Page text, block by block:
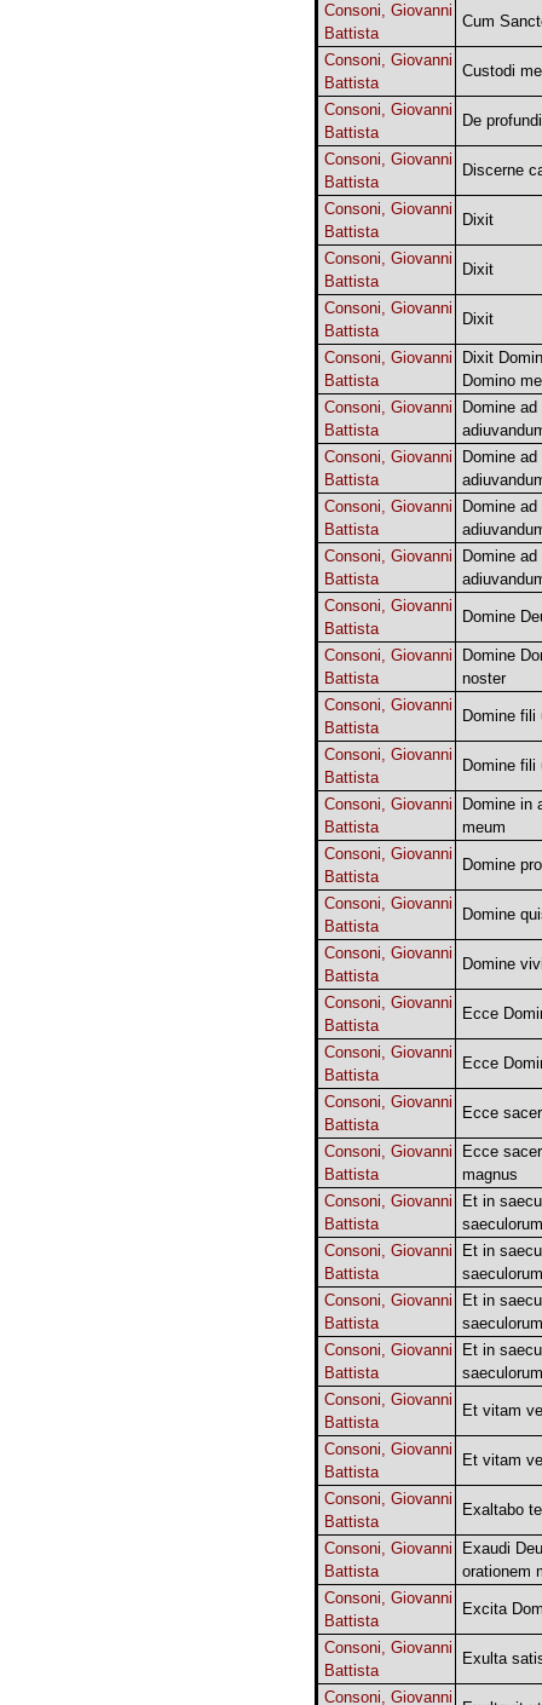
Consoni, Giovanni
Battista
Cum
Consoni, Giovanni
Battista
Custodi
Consoni, Giovanni
Battista
De
Consoni, Giovanni
Battista
Discerne
Consoni, Giovanni
Battista
Dixit
Consoni, Giovanni
Battista
Dixit
Consoni, Giovanni
Battista
Dixit
Consoni, Giovanni
Battista
Dixit
Domino
Consoni, Giovanni
Battista
Domine ad
Consoni, Giovanni
Battista
Domine ad
Consoni, Giovanni
Battista
Domine ad
Consoni, Giovanni
Battista
Domine ad
Consoni, Giovanni
Battista
Domine
Consoni, Giovanni
Battista
Domine
noster
Consoni, Giovanni
Battista
Domine fili
Consoni, Giovanni
Battista
Domine fili
Consoni, Giovanni
Battista
Domine in
meum
Consoni, Giovanni
Battista
Domine
Consoni, Giovanni
Battista
Domine
Consoni, Giovanni
Battista
Domine
Consoni, Giovanni
Battista
Ecce
Consoni, Giovanni
Battista
Ecce
Consoni, Giovanni
Battista
Ecce
Consoni, Giovanni
Battista
Ecce
magnus
Consoni, Giovanni
Battista
Et in
saeculorum
Consoni, Giovanni
Battista
Et in
saeculorum
Consoni, Giovanni
Battista
Et in
saeculorum
Consoni, Giovanni
Battista
Et in
saeculorum
Consoni, Giovanni
Battista
Et vitam
Consoni, Giovanni
Battista
Et vitam
Consoni, Giovanni
Battista
Exaltabo te
Consoni, Giovanni
Battista
Exaudi
orationem
Consoni, Giovanni
Battista
Excita
Consoni, Giovanni
Battista
Exulta
Consoni, Giovanni